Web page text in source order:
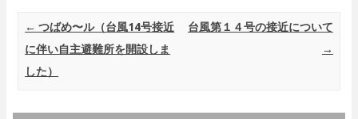
Post navigation
← つばめ〜ル（台風14号接近
に伴い自主避難所を開設しま
した）
台風第１４号の接近について
→